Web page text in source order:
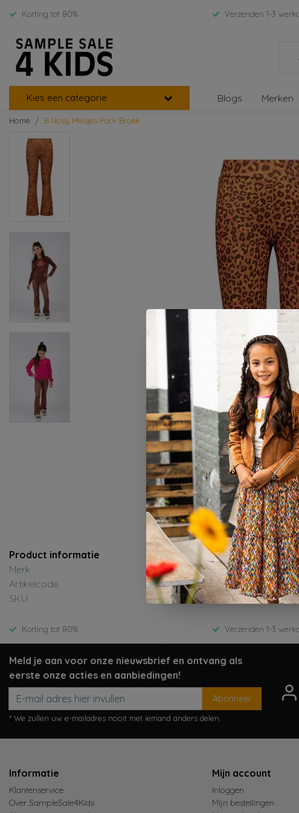
Korting tot 80% Verzenden 1-3
Kies een categorie Blogs Merken
Home B Nosy Meisjes Puck Broek
Product informatie
Merk
B.Nosy
Artikelcode
Y508-5625-961-
SKU
ED-Winter 2025
Korting tot 80% Verzenden 1-3
Meld je aan voor onze nieuwsbrief en ontvang als
eerste onze acties en aanbiedingen!
Abonneer
* We zullen uw e-mailadres nooit met iemand anders delen.
Informatie
Klantenservice
Over SampleSale4Kids
Mijn account
Inloggen
Mijn bestellingen